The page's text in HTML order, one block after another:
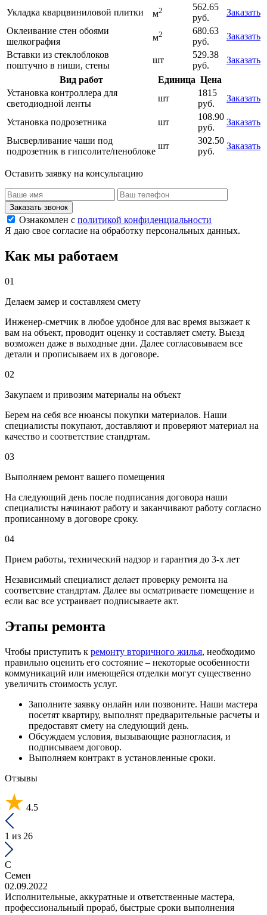
Укладка кварцвиниловой плитки м2
562.65
руб.
Заказать
Оклеивание стен обоями
шелкография
м2
680.63
руб.
Заказать
Вставки из стеклоблоков
поштучно в ниши, стены
шт
529.38
руб.
Заказать
Вид работ
Единица Цена
Установка контроллера для
светодиодной ленты
шт
1815
руб.
Заказать
Установка подрозетника шт
108.90
руб.
Заказать
Высверливание чаши под
подрозетник в гипсолите/пеноблоке
шт
302.50
руб.
Заказать
Оставить заявку на консультацию
Заказать звонок
Ознакомлен с политикой конфиденциальности
Я даю свое согласие на обработку персональных данных.
Как мы работаем
01
Делаем замер и составляем смету
Инженер-сметчик в любое удобное для вас время вызжает к
вам на объект, проводит оценку и составляет смету. Выезд
возможен даже в выходные дни. Далее согласовываем все
детали и прописываем их в договоре.
02
Закупаем и привозим материалы на объект
Берем на себя все нюансы покупки материалов. Наши
специалисты покупают, доставляют и проверяют материал на
качество и соответствие стандртам.
03
Выполняем ремонт вашего помещения
На следующий день после подписания договора наши
специалисты начинают работу и заканчивают работу согласно
прописанному в договоре сроку.
04
Прием работы, технический надзор и гарантия до 3-х лет
Независимый специалист делает проверку ремонта на
соответсвие стандртам. Далее вы осматриваете помещение и
если вас все устраивает подписываете акт.
Этапы ремонта
Чтобы приступить к ремонту вторичного жилья, необходимо
правильно оценить его состояние – некоторые особенности
коммуникаций или имеющейся отделки могут существенно
увеличить стоимость услуг.
Заполните заявку онлайн или позвоните. Наши мастера
посетят квартиру, выполнят предварительные расчеты и
предоставят смету на следующий день.
Обсуждаем условия, вызывающие разногласия, и
подписываем договор.
Выполняем контракт в установленные сроки.
Отзывы
4.5
1 из 26
С
Семен
02.09.2022
Исполнительные, аккуратные и ответственные мастера,
профессиональный прораб, быстрые сроки выполнения